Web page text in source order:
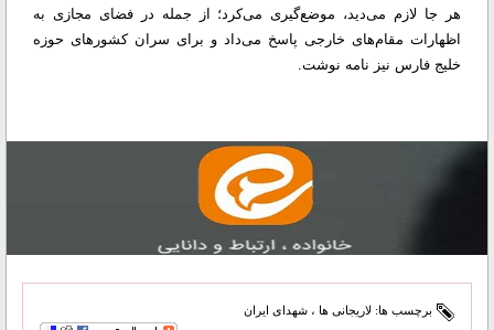
هر جا لازم می‌دید، موضع‌گیری می‌کرد؛ از جمله در فضای مجازی به
اظهارات مقام‌های خارجی پاسخ می‌داد و برای سران کشورهای حوزه‌
خلیج فارس نیز نامه نوشت.
برچسب ها: لاریجانی ها ، شهدای ایران